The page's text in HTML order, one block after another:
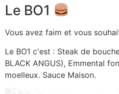
Le BO1
Vous avez faim et vous
Le BO1 c'est : Steak de
BLACK ANGUS), Emmental
moelleux. Sauce Maison.